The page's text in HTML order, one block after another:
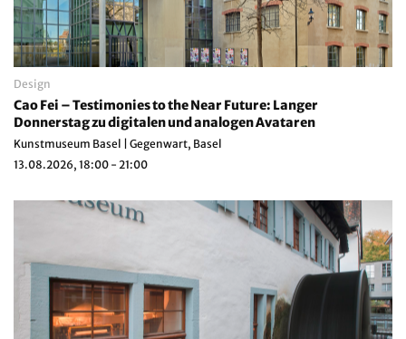
Design
Cao Fei – Testimonies to the Near Future: Langer
Donnerstag zu digitalen und analogen Avataren
Kunstmuseum Basel | Gegenwart, Basel
13.08.2026, 18:00 - 21:00